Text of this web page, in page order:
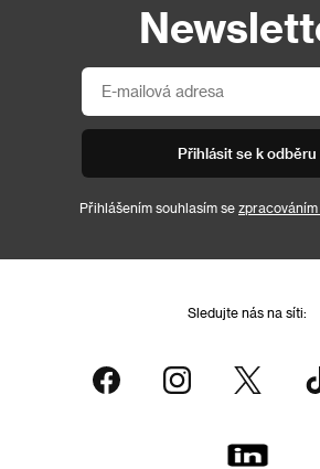
Přihlásit se k odběru
Přihlášením souhlasím se
Sledujte nás na síti: